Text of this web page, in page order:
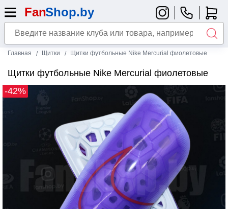
Главная Щитки Щитки футбольные Nike Mercurial фиолетовые
Щитки футбольные Nike Mercurial фиолетовые
-42%